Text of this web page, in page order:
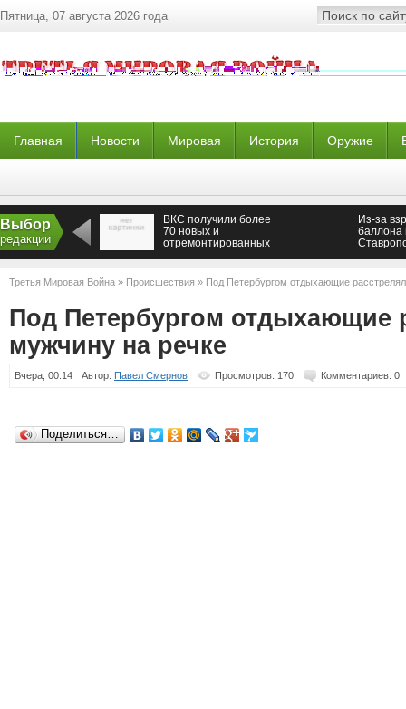
Пятница, 07 августа 2026 года
Главная Новости Мировая История Оружие
Выбор
редакции
ВКС получили более
70 новых и
отремонтированных
Из-за
баллона
Третья Мировая Война » Происшествия » Под Петербургом отдыхающие
Под Петербургом отдыхающие
мужчину на речке
Вчера, 00:14 Автор: Павел Смернов Просмотров: 170 Комментариев: 0
Поделиться…